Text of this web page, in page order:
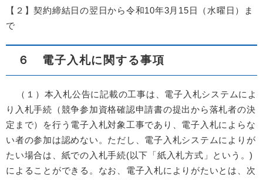
【２】契約締結日の翌日から令和10年3月15日（水曜日）ま
で
６ 電子入札に関する事項
（１）本入札公告に記載の工事は、電子入札システムによ
り入札手続（競争参加資格確認申請書の提出から落札者の決
定まで）を行う電子入札対象工事であり、電子入札によらな
い者の参加は認めない。ただし、電子入札システムによりが
たい場合は、紙での入札手続(以下「紙入札方式」という。)
によることができる。なお、電子入札によりがたいとは、次